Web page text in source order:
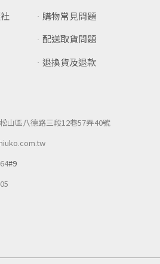
購物常見問題
配送取貨問題
退換貨及退款
山區八德路三段12巷57弄40號
#9